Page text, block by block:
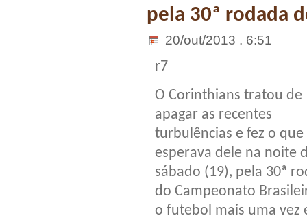
pela 30ª rodada
20/out/2013 . 6:51
r7
O Corinthians tratou de
apagar as recentes
turbulências e fez o que
esperava dele na noite
sábado (19), pela 30ª
do Campeonato
o futebol mais uma vez